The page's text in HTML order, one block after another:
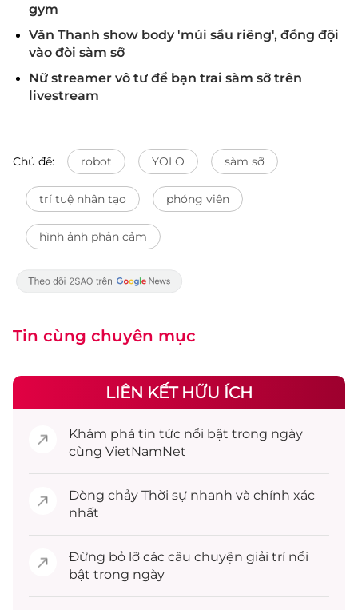
gym
Văn Thanh show body 'múi sầu riêng', đồng đội
vào đòi sàm sỡ
Nữ streamer vô tư để bạn trai sàm sỡ trên
livestream
Chủ đề: robot YOLO sàm sỡ
trí tuệ nhân tạo phóng viên
hình ảnh phản cảm
Tin cùng chuyên mục
LIÊN KẾT HỮU ÍCH
Khám phá tin tức nổi bật trong ngày
cùng VietNamNet
Dòng chảy Thời sự nhanh và chính xác
nhất
Đừng bỏ lỡ các câu chuyện giải trínổi
bật trong ngày